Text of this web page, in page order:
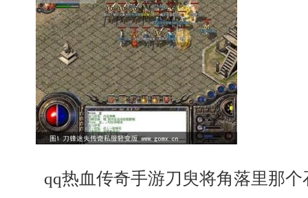
qq热血传奇手游刀臾将角落里那